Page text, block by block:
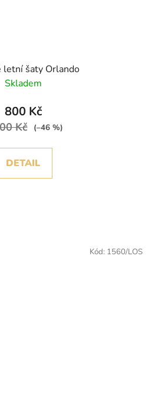
letní šaty Orlando
Skladem
800 Kč
Kč (–46 %)
DETAIL
Kód: 1560/LOS